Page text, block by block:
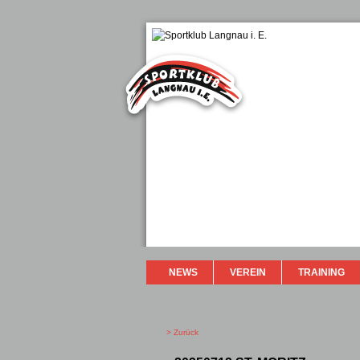
NEWS VEREIN TRAINING
> Zurück